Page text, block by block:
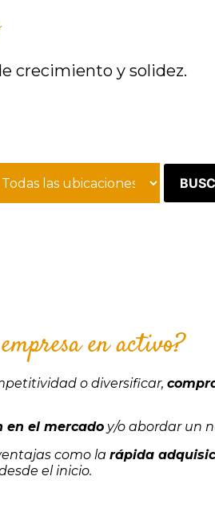
crecimiento y solidez.
en activo?
o diversificar,
en el mercado y/o abordar un
como la rápida
el inicio.